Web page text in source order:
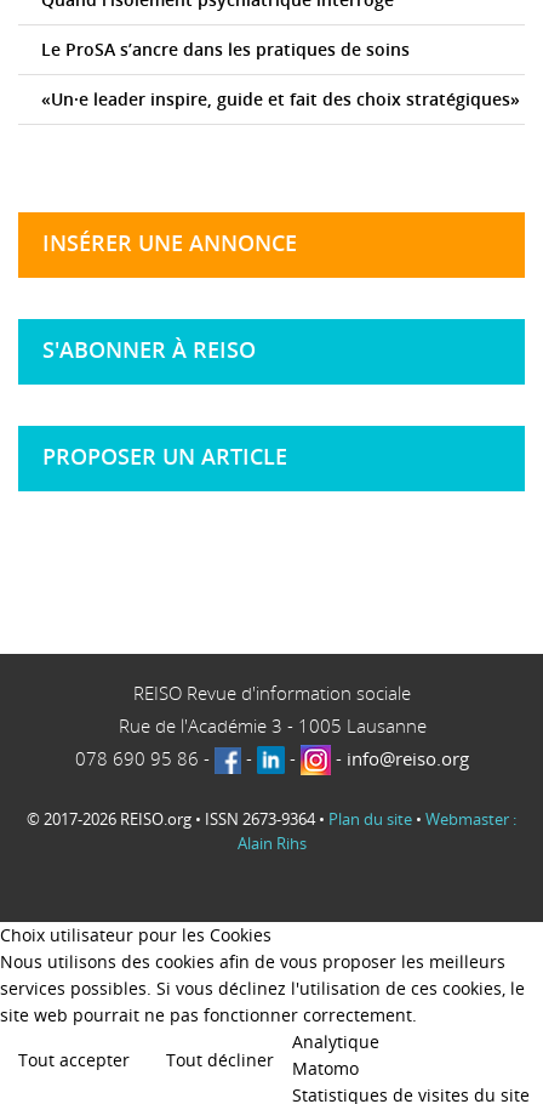
Le ProSA s’ancre dans les pratiques de soins
«Un·e leader inspire, guide et fait des choix stratégiques»
INSÉRER UNE ANNONCE
S'ABONNER À REISO
PROPOSER UN ARTICLE
REISO Revue d'information sociale
Rue de l'Académie 3 - 1005 Lausanne
078 690 95 86 - - - - info@reiso.org
© 2017-2026 REISO.org • ISSN 2673-9364 • Plan du site • Webmaster :
Alain Rihs
Choix utilisateur pour les Cookies
Nous utilisons des cookies afin de vous proposer les meilleurs
services possibles. Si vous déclinez l'utilisation de ces cookies, le
site web pourrait ne pas fonctionner correctement.
Tout accepter
Tout décliner
Analytique
Matomo
Statistiques de visites du site